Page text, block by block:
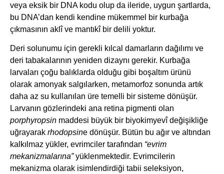
veya eksik bir DNA kodu olup da ileride, uygun şartlarda,
bu DNA’dan kendi kendine mükemmel bir kurbağa
çıkmasının aklî ve mantıkî bir delili yoktur.
Deri solunumu için gerekli kılcal damarların dağılımı ve
deri tabakalarının yeniden dizaynı gerekir. Kurbağa
larvaları çoğu balıklarda olduğu gibi boşaltım ürünü
olarak amonyak salgılarken, metamorfoz sonunda artık
daha az su kullanılan üre temelli bir sisteme dönüşür.
Larvanın gözlerindeki ana retina pigmenti olan
porphyropsin maddesi büyük bir biyokimyevî değişikliğe
uğrayarak rhodopsine dönüşür. Bütün bu ağır ve altından
kalkılmaz yükler, evrimciler tarafından “evrim
mekanizmalarına”yüklenmektedir. Evrimcilerin
mekanizma olarak isimlendirdiği tabii seleksiyon,